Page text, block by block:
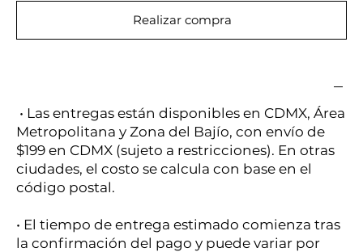
Realizar compra
• Las entregas están disponibles en CDMX, Área
Metropolitana y Zona del Bajío, con envío de
$199 en CDMX (sujeto a restricciones). En otras
ciudades, el costo se calcula con base en el
código postal.
• El tiempo de entrega estimado comienza tras
la confirmación del pago y puede variar por